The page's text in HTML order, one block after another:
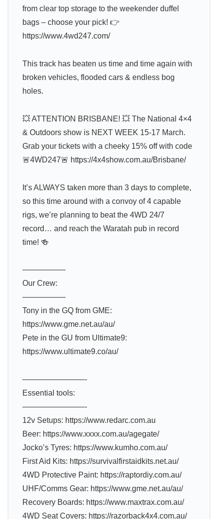
from clear top storage to the weekender duffel
bags – choose your pick! 👉
https://www.4wd247.com/
This track has beaten us time and time again with
broken vehicles, flooded cars & endless bog
holes.
💥 ATTENTION BRISBANE! 💥 The National 4×4
& Outdoors show is NEXT WEEK 15-17 March.
Grab your tickets with a cheeky 15% off with code
🚨4WD247🚨 https://4x4show.com.au/Brisbane/
It’s ALWAYS taken more than 3 days to complete,
so this time around with a convoy of 4 capable
rigs, we’re planning to beat the 4WD 24/7
record… and reach the Waratah pub in record
time! 🍻
—————–
Our Crew:
—————–
Tony in the GQ from GME:
https://www.gme.net.au/au/
Pete in the GU from Ultimate9:
https://www.ultimate9.co/au/
————————-
Essential tools:
————————-
12v Setups: https://www.redarc.com.au
Beer: https://www.xxxx.com.au/agegate/
Jocko’s Tyres: https://www.kumho.com.au/
First Aid Kits: https://survivalfirstaidkits.net.au/
4WD Protective Paint: https://raptordiy.com.au/
UHF/Comms Gear: https://www.gme.net.au/au/
Recovery Boards: https://www.maxtrax.com.au/
4WD Seat Covers: https://razorback4x4.com.au/